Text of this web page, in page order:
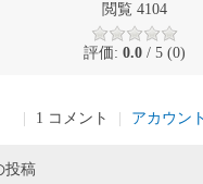
閲覧 4104
評価: 0.0 / 5 (0)
1 コメント アカウン
投稿